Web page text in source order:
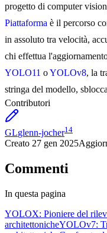
progetto di computer
Piattaforma è il percorso
in assoluto tra velocità,
chi effettua
YOLO11 oYOLOv8, la
stringa del modello,
Contributori
GLglenn-jocher14
Creato 27 gen 2025
Commenti
In questa pagina
YOLOX: Pioniere del
architettonicheYOLOv7: